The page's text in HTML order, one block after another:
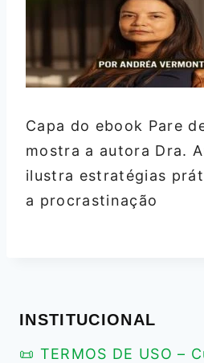
Capa do ebook Pare
mostra a autora Dra.
ilustra estratégias
a procrastinação
INSTITUCIONAL
📜 TERMOS DE USO –